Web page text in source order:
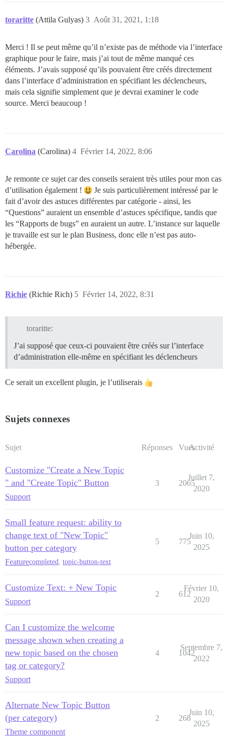
toraritte (Attila Gulyas) Août 31, 2021, 1:18
3
Merci ! Il se peut même qu’il n’existe pas de méthode via l’interface
graphique pour le faire, mais j’ai tout de même manqué ces
éléments. J’avais supposé qu’ils pouvaient être créés directement
dans l’interface d’administration en spécifiant les déclencheurs,
mais cela signifie simplement que je devrai examiner le code
source. Merci beaucoup !
Carolina (Carolina) Février 14, 2022, 8:06
4
Je remonte ce sujet car des conseils seraient très utiles pour mon cas
d’utilisation également !
Je suis particulièrement intéressé par le
fait d’avoir des astuces différentes par catégorie - ainsi, les
“Questions” auraient un ensemble d’astuces spécifique, tandis que
les “Rapports de bugs” en auraient un autre. L’instance sur laquelle
je travaille est sur le plan Business, donc elle n’est pas auto-
hébergée.
Richie (Richie Rich) Février 14, 2022, 8:31
5
toraritte:
J’ai supposé que ceux-ci pouvaient être créés sur l’interface
d’administration elle-même en spécifiant les déclencheurs
Ce serait un excellent plugin, je l’utiliserais
Sujets connexes
Sujet Réponses VuesActivité
Customize "Create a New Topic
" and "Create Topic" Button
Support
3 2065
Juillet 7,
2020
Small feature request: ability to
change text of "New Topic"
button per category
Featurecompleted, topic-button-text
5 775
Juin 10,
2025
Customize Text: + New Topic
Support
2 612
Février 10,
2020
Can I customize the welcome
message shown when creating a
new topic based on the chosen
tag or category?
Support
4 1042
Septembre 7,
2022
Alternate New Topic Button
(per category)
Theme component
2 268
Juin 10,
2025